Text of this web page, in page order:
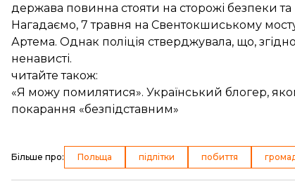
держава повинна стояти на сторожі безпеки та
Нагадаємо, 7 травня на Свентокшиському
Артема. Однак поліція стверджувала, що,
ненависті.
читайте також:
«Я можу помилятися». Український блогер,
покарання «безпідставним»
Більше про: Польща підлітки побиття